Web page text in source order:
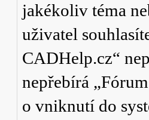
jakékoliv téma
uživatel
CADHelp.cz“
nepřebírá
o vniknutí do